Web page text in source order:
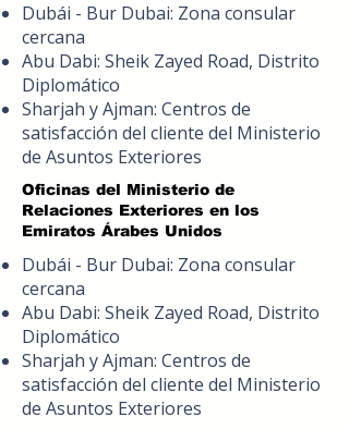
Dubái - Bur Dubai: Zona consular
cercana
Abu Dabi: Sheik Zayed Road, Distrito
Diplomático
Sharjah y Ajman: Centros de
satisfacción del cliente del Ministerio
de Asuntos Exteriores
Oficinas del Ministerio de
Relaciones Exteriores en los
Emiratos Árabes Unidos
Dubái - Bur Dubai: Zona consular
cercana
Abu Dabi: Sheik Zayed Road, Distrito
Diplomático
Sharjah y Ajman: Centros de
satisfacción del cliente del Ministerio
de Asuntos Exteriores